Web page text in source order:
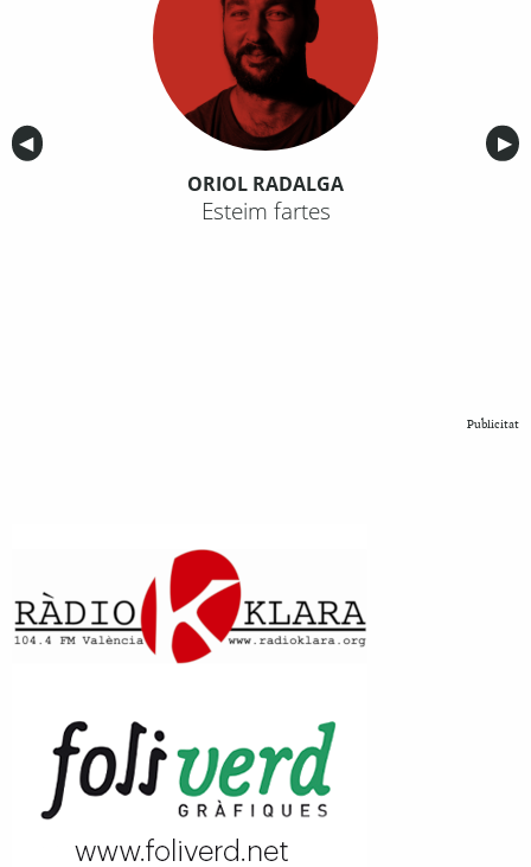
Anterior
◀︎ ▶︎
ORIOL RADALGA
Esteim fartes
Publicitat